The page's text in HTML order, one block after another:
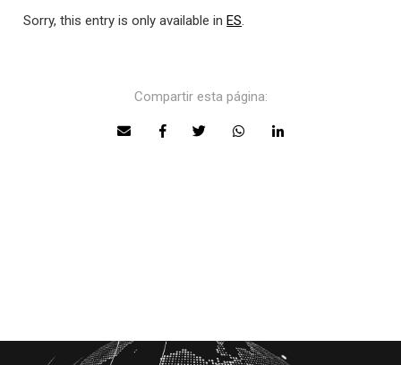
Sorry, this entry is only available inES.
Compartir esta página: